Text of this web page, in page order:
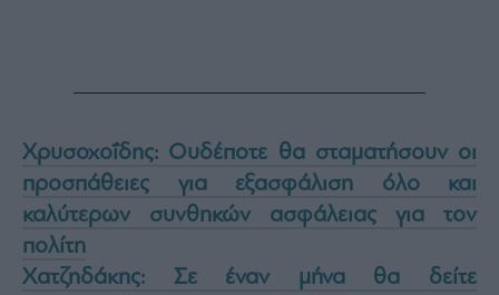
Χρυσοχοΐδης: Ουδέποτε θα σταματήσουν οι
προσπάθειες για εξασφάλιση όλο και
καλύτερων συνθηκών ασφάλειας για τον
πολίτη
Χατζηδάκης: Σε έναν μήνα θα δείτε